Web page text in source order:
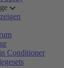
Conditioner